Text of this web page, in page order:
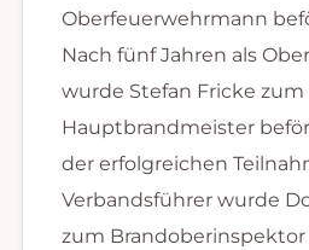
Oberfeuerwehrmann
Nach fünf Jahren als
wurde Stefan Fricke zum
Hauptbrandmeister
der erfolgreichen
Verbandsführer wurde
zum